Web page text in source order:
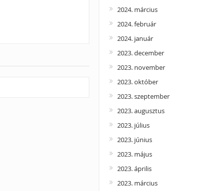
2024. március
2024. február
2024. január
2023. december
2023. november
2023. október
2023. szeptember
2023. augusztus
2023. július
2023. június
2023. május
2023. április
2023. március